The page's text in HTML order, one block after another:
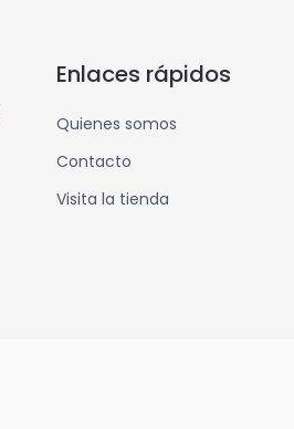
Enlaces rápidos
Quienes somos
Contacto
Visita la tienda